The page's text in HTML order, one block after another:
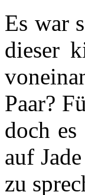
Es war
dieser
Paar?
doch
auf
zu